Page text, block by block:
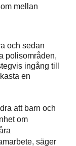
mellan
och sedan
polisområden,
ingång till
en
att barn och
om
säger